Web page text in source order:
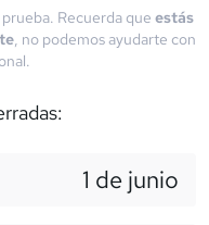
Recuerda que estás
, no podemos ayudarte con
1 de junio